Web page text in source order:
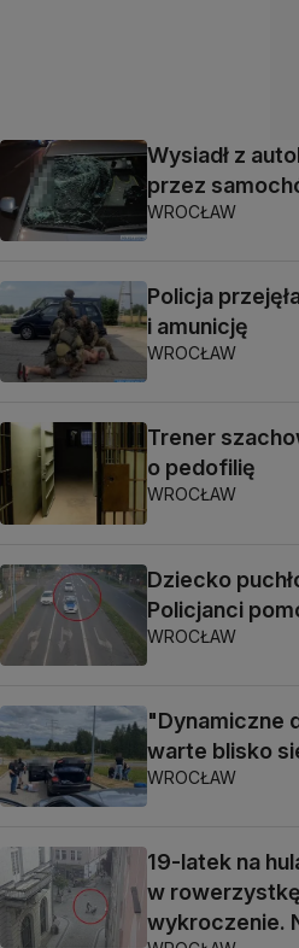
Wysiadł z
przez
WROCŁAW
Policja
i amunicję
WROCŁAW
Trener
o pedofilię
WROCŁAW
Dziecko
Policjanci
WROCŁAW
"Dynamiczne
warte blisko
WROCŁAW
19-latek na
w
wykroczenie.